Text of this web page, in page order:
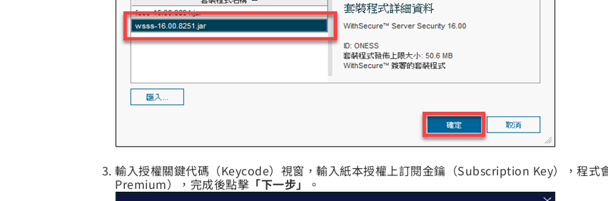
輸入授權關鍵代碼（Keycode）視窗，輸入紙本授權上訂閱金鑰（Subscription Key），程
Premium），完成後點擊 「下一步」 。